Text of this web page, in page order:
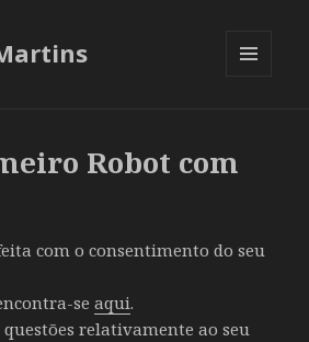
Robot com
com o consentimento do seu
seaqui.
questões relativamente ao seu